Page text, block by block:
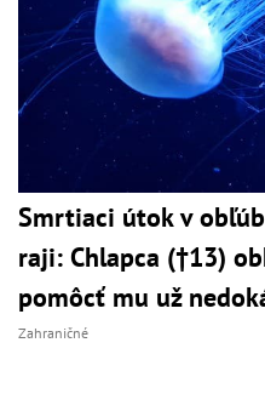
Smrtiaci útok v
raji: Chlapca (†13)
pomôcť mu už
Zahraničné